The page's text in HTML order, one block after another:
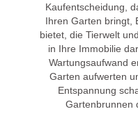
Kaufentscheidung,
Ihren Garten bringt,
bietet, die Tierwelt
in Ihre Immobilie
Wartungsaufwand
Garten aufwerten
Entspannung
Gartenbrunnen